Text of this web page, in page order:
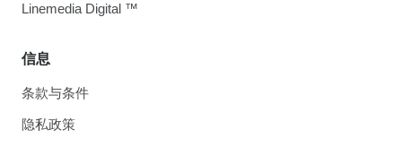
信息
条款与条件
隐私政策
Linemedia Digital ™